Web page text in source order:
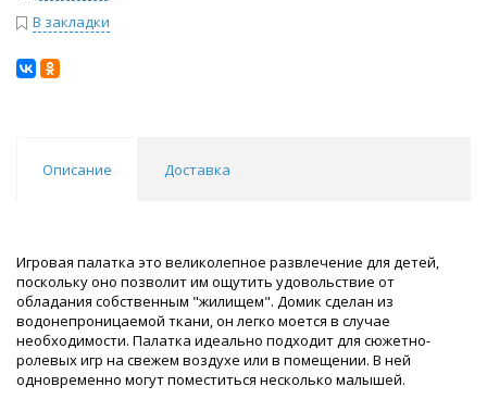
В закладки
Описание Доставка
Игровая палатка это великолепное развлечение для детей,
поскольку оно позволит им ощутить удовольствие от
обладания собственным "жилищем". Домик сделан из
водонепроницаемой ткани, он легко моется в случае
необходимости. Палатка идеально подходит для сюжетно-
ролевых игр на свежем воздухе или в помещении. В ней
одновременно могут поместиться несколько малышей.